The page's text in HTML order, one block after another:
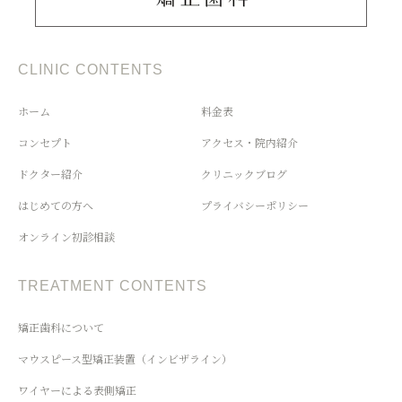
CLINIC CONTENTS
ホーム
コンセプト
ドクター紹介
はじめての方へ
オンライン初診相談
料金表
アクセス・院内紹介
クリニックブログ
プライバシーポリシー
TREATMENT CONTENTS
矯正歯科について
マウスピース型矯正装置（インビザライン）
ワイヤーによる表側矯正